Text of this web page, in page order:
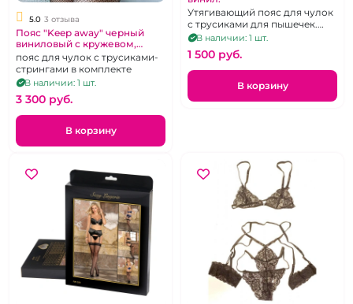
5.0 3 отзыва
Пояс "Keep away" черный
виниловый с кружевом,
пажами для чулок и
трусиками
пояс для чулок с трусиками-
стрингами в комплекте
В наличии: 1 шт.
3 300 pуб.
В корзину
Утягивающий пояс для чулок
с трусиками для пышечек.
Размер 52-54
В наличии: 1 шт.
1 500 pуб.
В корзину